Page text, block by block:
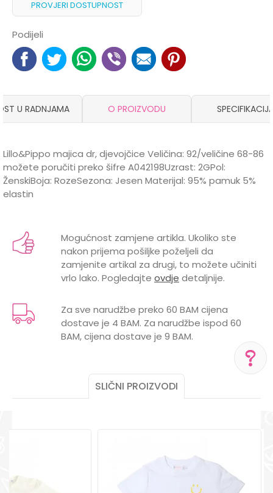
PROVJERI DOSTUPNOST
Podijeli
POMOĆ PRI KUPOVINI
Pon-Subota: 09:00-
U RADNJAMA O PROIZVODU
Lillo&Pippo majica dr, djevojčice Veličina: 92/veličine 68-86
možete poručiti preko šifre A042198Uzrast: 2GPol:
ŽenskiBoja: RozeSezona: Jesen Materijal: 95% pamuk 5%
elastin
Kategorija
Majice
Brend
LILLO&PIPPO
Email
Mogućnost zamjene artikla. Ukoliko ste
nakon prijema pošiljke poželjeli da
zamjenite artikal za drugi, to možete učiniti
vrlo lako. Pogledajte ovdje detaljnije.
Za sve narudžbe preko 60 BAM cijena
dostave je 4 BAM. Za narudžbe ispod 60
BAM, cijena dostave je 9 BAM.
SLIČNI PROIZVODI